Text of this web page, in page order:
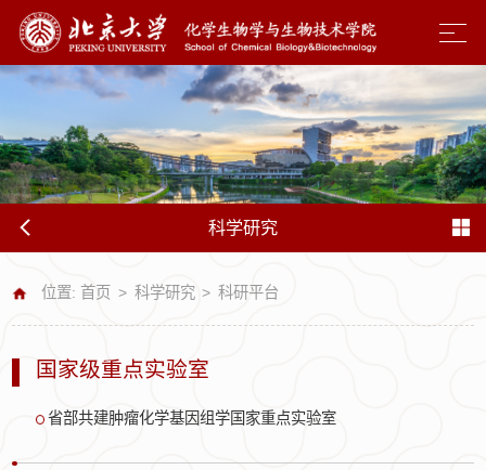
科学研究
位置:首页 > 科学研究 > 科研平台
国家级重点实验室
省部共建肿瘤化学基因组学国家重点实验室